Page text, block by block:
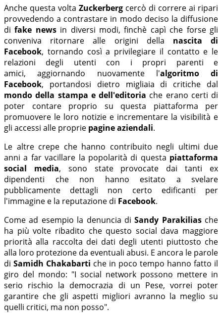
Anche questa volta Zuckerberg cercò di correre ai ripari
provvedendo a contrastare in modo deciso la diffusione
difake newsin diversi modi, finchè capì che forse gli
conveniva ritornare alle origini della nascita di
Facebook, tornando così a privilegiare il contatto e le
relazioni degli utenti con i propri parenti e
amici, aggiornando nuovamente l'algoritmo di
Facebook, portandosi dietro migliaia di critiche dal
mondo della stampa e dell'editoria che erano certi di
poter contare proprio su questa piattaforma per
promuovere le loro notizie e incrementare la visibilità e
gli accessi alle proprie pagine aziendali.
Le altre crepe che hanno contribuito negli ultimi due
anni a far vacillare la popolarità di questa piattaforma
social media, sono state provocate dai tanti ex
dipendenti che non hanno esitato a svelare
pubblicamente dettagli non certo edificanti per
l'immagine e la reputazione di Facebook.
Come ad esempio la denuncia diSandy Parakiliasche
ha più volte ribadito che questo social dava maggiore
priorità alla raccolta dei dati degli utenti piuttosto che
alla loro protezione da eventuali abusi. E ancora le parole
di Samidh Chakabarti che in poco tempo hanno fatto il
giro del mondo: "I social network possono mettere in
serio rischio la democrazia di un Pese, vorrei poter
garantire che gli aspetti migliori avranno la meglio su
quelli critici, ma non posso".